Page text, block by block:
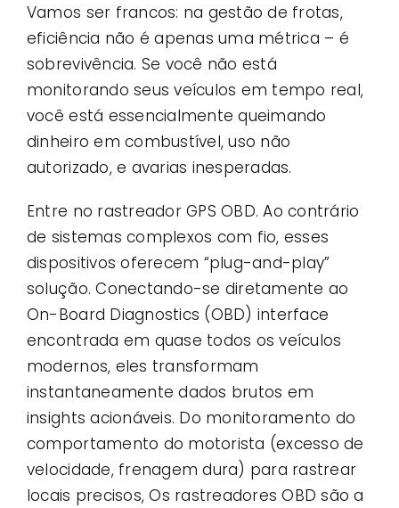
Vamos ser francos: na gestão de frotas,
eficiência não é apenas uma métrica – é
sobrevivência. Se você não está
monitorando seus veículos em tempo real,
você está essencialmente queimando
dinheiro em combustível, uso não
autorizado, e avarias inesperadas.
Entre no rastreador GPS OBD. Ao contrário
de sistemas complexos com fio, esses
dispositivos oferecem “plug-and-play”
solução. Conectando-se diretamente ao
On-Board Diagnostics (OBD) interface
encontrada em quase todos os veículos
modernos, eles transformam
instantaneamente dados brutos em
insights acionáveis. Do monitoramento do
comportamento do motorista (excesso de
velocidade, frenagem dura) para rastrear
locais precisos, Os rastreadores OBD são a